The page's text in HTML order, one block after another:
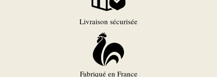
Livraison sécurisée
Fabriqué en France